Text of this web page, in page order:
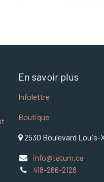
En savoir plus
Infolettre
Boutique
2530 Boulevard Louis-
info@tatum.ca
418-266-2128